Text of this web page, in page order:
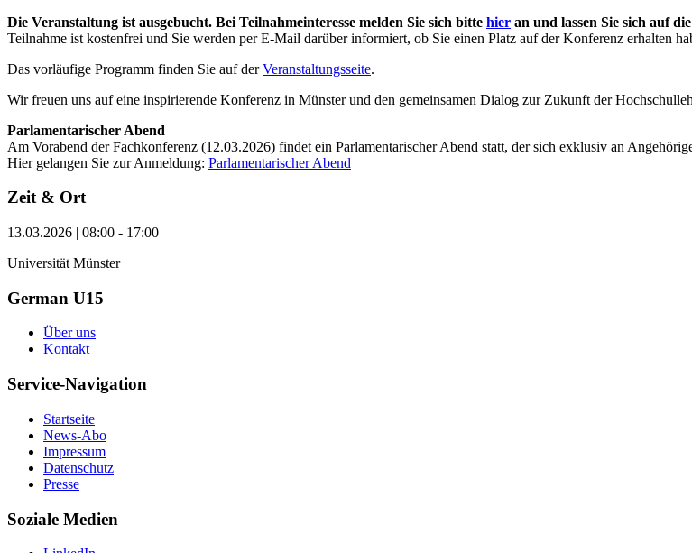
Die Veranstaltung ist ausgebucht. Bei Teilnahmeinteresse melden Sie sich bitte hier an und lassen Sie sich auf
Teilnahme ist kostenfrei und Sie werden per E-Mail darüber informiert, ob Sie einen Platz auf der Konferenz erhalten
Das vorläufige Programm finden Sie auf derVeranstaltungsseite.
Wir freuen uns auf eine inspirierende Konferenz in Münster und den gemeinsamen Dialog zur Zukunft der
Parlamentarischer Abend
Am Vorabend der Fachkonferenz (12.03.2026) findet ein Parlamentarischer Abend statt, der sich exklusiv an
Hier gelangen Sie zur Anmeldung: Parlamentarischer Abend
Zeit & Ort
13.03.2026 | 08:00 - 17:00
Universität Münster
German U15
Über uns
Kontakt
Service-Navigation
Startseite
News-Abo
Impressum
Datenschutz
Presse
Soziale Medien